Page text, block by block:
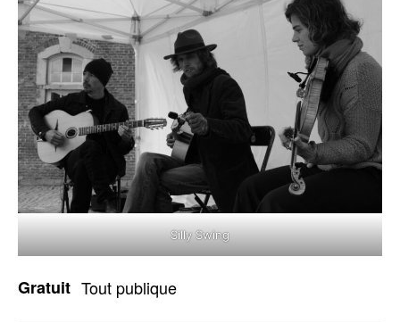
Silly Swing
Gratuit Tout publique